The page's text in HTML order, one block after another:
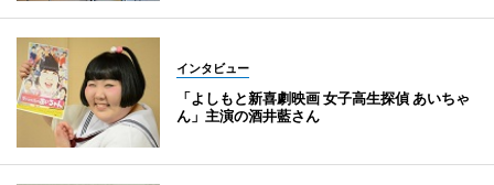
インタビュー
「よしもと新喜劇映画 女子高生探偵 あいちゃ
ん」主演の酒井藍さん